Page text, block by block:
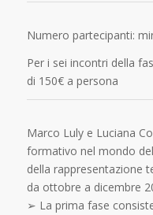
Numero partecipanti:
Per i sei incontri della
di 150€ a persona
Marco Luly e Luciana
formativo nel mondo
della rappresentazione
da ottobre a dicembre
➢ La prima fase